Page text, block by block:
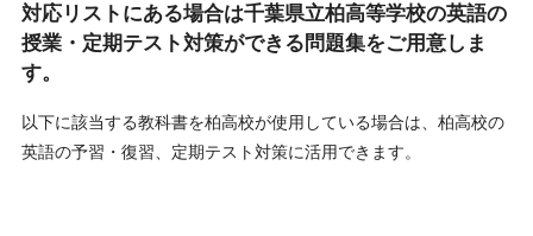
対応リストにある場合は千葉県立柏高等学校の英語の
授業・定期テスト対策ができる問題集をご用意しま
す。
以下に該当する教科書を柏高校が使用している場合は、 柏高校の
英語の予習・復習、定期テスト対策に活用できます。